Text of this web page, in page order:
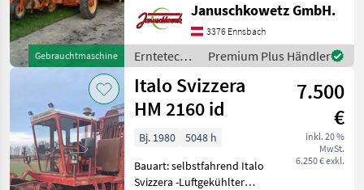
Gebrauchtmaschine
Lenkautomat 45 cm
Momentan - 50 cm möglich
Links hinten
Drillingsbereifung
Einsatzbereit Stand
Januschkowetz GmbH.
3376 Ennsbach
Erntetechnik
Ackerbau /
Barigelli
Premium Plus Händler
Italo Svizzera
HM 2160 id
7.500
€
inkl. 20 %
MwSt.
6.250 € exkl.
Bj. 1980
5048 h
Bauart: selbstfahrend Italo
Svizzera -Luftgekühlter